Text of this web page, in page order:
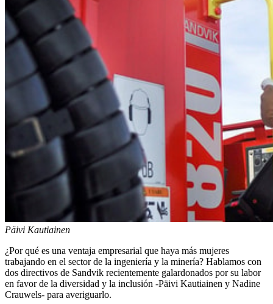
Päivi Kautiainen
¿Por qué es una ventaja empresarial que haya más mujeres
trabajando en el sector de la ingeniería y la minería? Hablamos con
dos directivos de Sandvik recientemente galardonados por su labor
en favor de la diversidad y la inclusión -Päivi Kautiainen y Nadine
Crauwels- para averiguarlo.